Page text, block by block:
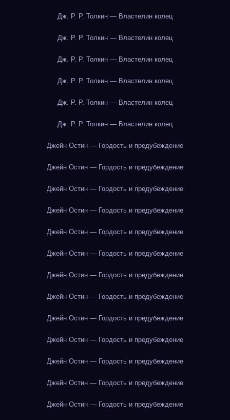
Дж. Р. Р. Толкин — Властелин колец
Дж. Р. Р. Толкин — Властелин колец
Дж. Р. Р. Толкин — Властелин колец
Дж. Р. Р. Толкин — Властелин колец
Дж. Р. Р. Толкин — Властелин колец
Дж. Р. Р. Толкин — Властелин колец
Джейн Остин — Гордость и предубеждение
Джейн Остин — Гордость и предубеждение
Джейн Остин — Гордость и предубеждение
Джейн Остин — Гордость и предубеждение
Джейн Остин — Гордость и предубеждение
Джейн Остин — Гордость и предубеждение
Джейн Остин — Гордость и предубеждение
Джейн Остин — Гордость и предубеждение
Джейн Остин — Гордость и предубеждение
Джейн Остин — Гордость и предубеждение
Джейн Остин — Гордость и предубеждение
Джейн Остин — Гордость и предубеждение
Джейн Остин — Гордость и предубеждение